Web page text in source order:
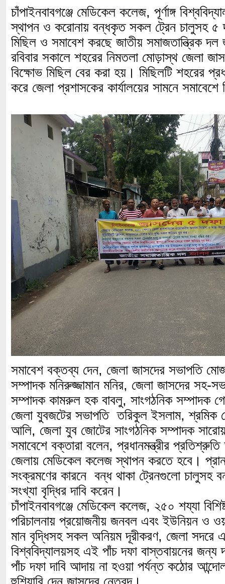
চাঁপাইনবাবগঞ্জে মেডিকেল কলেজ, পূর্ণাঙ্গ
স্থাপন ও করোনায় বন্ধকৃত সকল ট্রেন চালুসহ ৫
মিছিল ও সমাবেশ করছে জাতীয় সমাজতান্ত্রিক
রবিবার সকালে শহরের নিমতলা মোড়াস্থ জেলা
বিক্ষোভ মিছিল বের করা হয়। মিছিলটি শহরের
করে জেলা প্রশাসকের কার্যালয়ের সামনে
সমাবেশ বক্তব্য দেন, জেলা জাসদের সভাপতি
সম্পাদক মনিরুজ্জামান মনির, জেলা জাসদের সহ-
সম্পাদক কামরুল হক বাবলু, সাংগঠনিক সম্পাদক
জেলা যুবজটের সভাপতি তরিকুল ইসলাম, শ্রমিক
আলি, জেলা যুব জোটের সাংগঠনিক সম্পাদক
সমাবেশে বক্তারা বলেন, প্রধানমন্ত্রীর প্রতিশ্রুতি
জেলায় মেডিকেল কলেজ স্থাপন করতে হবে।
সংক্রমণের কারনে বন্ধ থাকা ট্রেনগুলো চালুসহ
সংখ্যা বৃদ্ধির দাবি করেন।
চাঁপাইনবাবগঞ্জে মেডিকেল কলেজ, ২৫০ শয্যা
পরিচালনায় প্রয়োজনীয় জনবল এবং ইউনিয়ন ও
মান বৃদ্ধিসহ সকল অনিয়ম দূরীকরণ, জেলা সদরে
বিশ্ববিদ্যালয়সহ এই পাঁচ দফা বাস্তবায়নের জন্য
পাঁচ দফা দাবি আদায় না হওয়া পর্যন্ত কঠোর